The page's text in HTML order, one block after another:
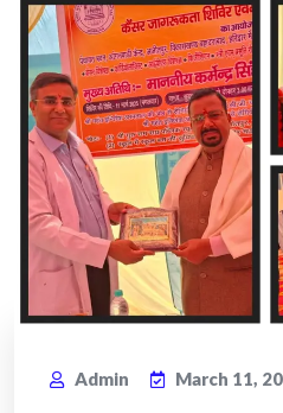
Admin March 11,